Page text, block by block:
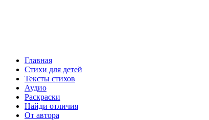
Главная
Стихи для детей
Тексты стихов
Аудио
Раскраски
Найди отличия
От автора